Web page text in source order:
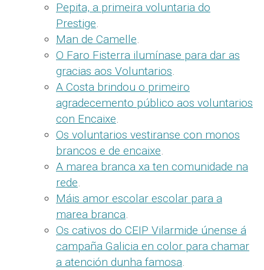
Pepita, a primeira voluntaria do
Prestige.
Man de Camelle.
O Faro Fisterra ilumínase para dar as
gracias aos Voluntarios.
A Costa brindou o primeiro
agradecemento público aos voluntarios
con Encaixe.
Os voluntarios vestiranse con monos
brancos e de encaixe.
A marea branca xa ten comunidade na
rede.
Máis amor escolar escolar para a
marea branca.
Os cativos do CEIP Vilarmide únense á
campaña Galicia en color para chamar
a atención dunha famosa.